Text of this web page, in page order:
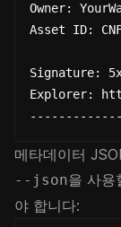
Owner:
Asset ID:
Signature:
Explorer:
메타데이터
--json을 사용
야 합니다: